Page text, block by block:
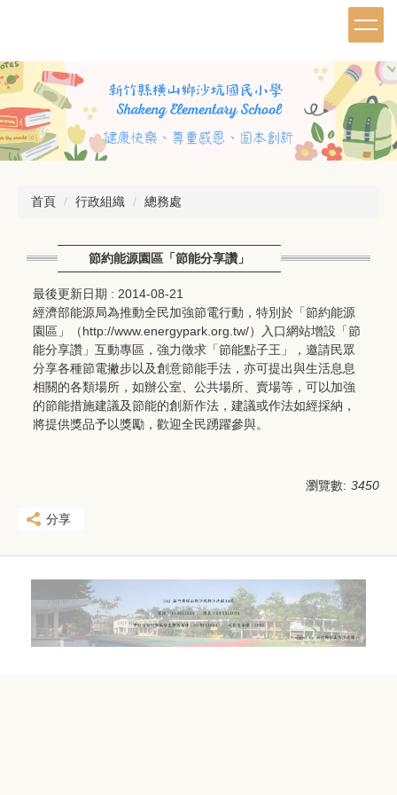
要
內
容
區
首頁 行政組織 總務處
節約能源園區「節能分享讚」
最後更新日期 : 2014-08-21
經濟部能源局為推動全民加強節電行動，特別於「節約能源
園區」（http://www.energypark.org.tw/）入口網站增設「節
能分享讚」互動專區，強力徵求「節能點子王」，邀請民眾
分享各種節電撇步以及創意節能手法，亦可提出與生活息息
相關的各類場所，如辦公室、公共場所、賣場等，可以加強
的節能措施建議及節能的創新作法，建議或作法如經採納，
將提供獎品予以獎勵，歡迎全民踴躍參與。
瀏覽數: 3450
分享